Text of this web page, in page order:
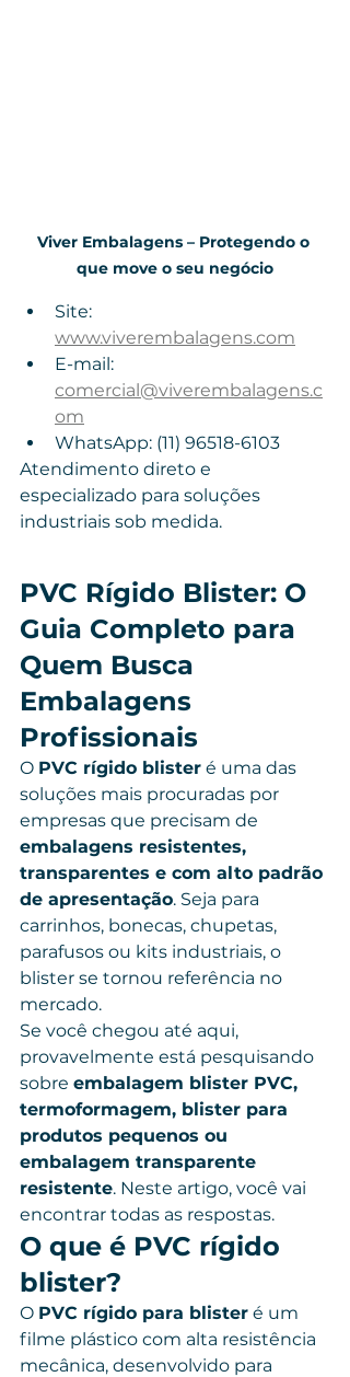
Viver Embalagens – Protegendo o
que move o seu negócio
Site:
www.viverembalagens.com
E-mail:
comercial@viverembalagens.c
om
WhatsApp: (11) 96518-6103
Atendimento direto e
especializado para soluções
industriais sob medida.
PVC Rígido Blister: O
Guia Completo para
Quem Busca
Embalagens
Profissionais
O PVC rígido blister é uma das
soluções mais procuradas por
empresas que precisam de
embalagens resistentes,
transparentes e com alto padrão
de apresentação. Seja para
carrinhos, bonecas, chupetas,
parafusos ou kits industriais, o
blister se tornou referência no
mercado.
Se você chegou até aqui,
provavelmente está pesquisando
sobre embalagem blister PVC,
termoformagem, blister para
produtos pequenos ou
embalagem transparente
resistente. Neste artigo, você vai
encontrar todas as respostas.
O que é PVC rígido
blister?
O PVC rígido para blister é um
filme plástico com alta resistência
mecânica, desenvolvido para